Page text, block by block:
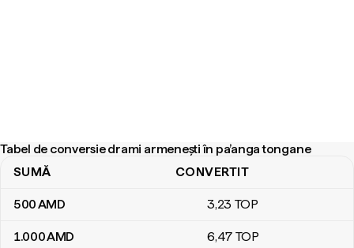
Tabel de conversie drami armenești în pa’anga tongane
Tabel de conversie drami armenești în pa’anga tongane
SUMĂ CONVERTIT
500AMD 3,23 TOP
1.000AMD 6,47 TOP